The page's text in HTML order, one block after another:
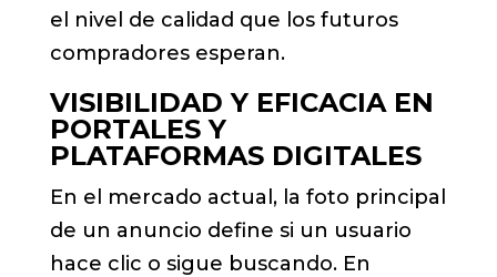
el nivel de calidad que los futuros
compradores esperan.
VISIBILIDAD Y EFICACIA EN
PORTALES Y
PLATAFORMAS DIGITALES
En el mercado actual, la foto principal
de un anuncio define si un usuario
hace clic o sigue buscando. En